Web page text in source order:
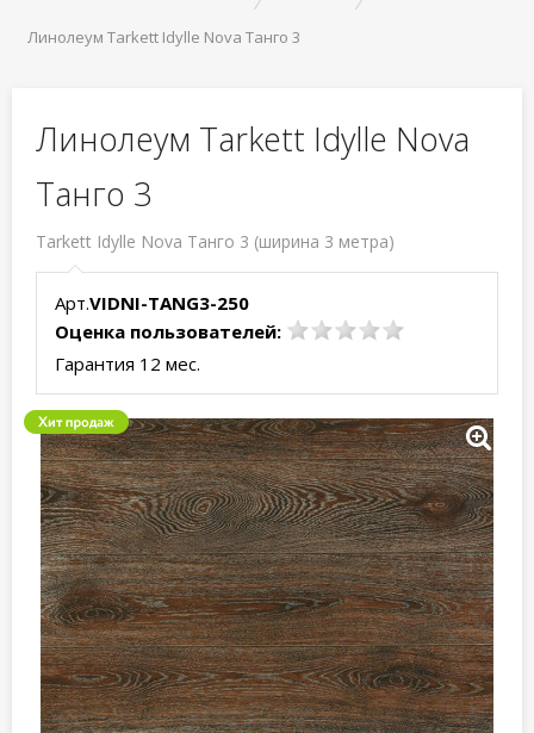
Линолеум Tarkett Idylle Nova Танго 3
Линолеум Tarkett Idylle Nova
Танго 3
Tarkett Idylle Nova Танго 3 (ширина 3 метра)
Арт.VIDNI-TANG3-250
Оценка пользователей:
Гарантия 12 мес.